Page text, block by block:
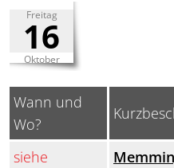
Freitag
16
Oktober
Wann und
Wo?
siehe